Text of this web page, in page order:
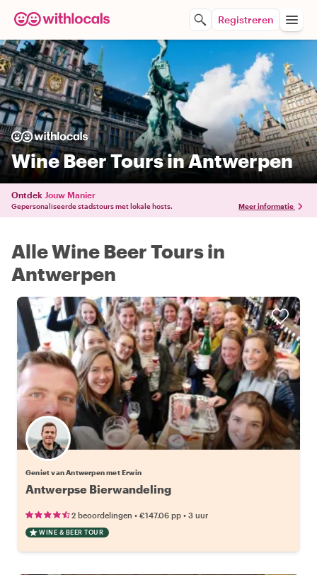
Registreren
Wine Beer Tours in Antwerpen
Ontdek Jouw Manier
Gepersonaliseerde stadstours met lokale hosts. Meer informatie
Alle Wine Beer Tours in
Antwerpen
Geniet van Antwerpen met Erwin
Antwerpse Bierwandeling
2 beoordelingen • €147.06 pp • 3 uur
WINE & BEER TOUR